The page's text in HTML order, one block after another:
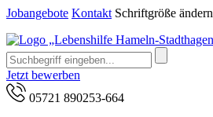
Jobangebote Kontakt Schriftgröße ändern
Jetzt bewerben
05721 890253-664